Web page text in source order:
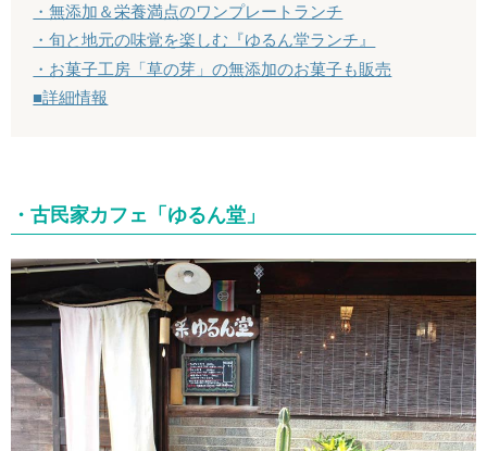
・無添加＆栄養満点のワンプレートランチ
・旬と地元の味覚を楽しむ『ゆるん堂ランチ』
・お菓子工房「草の芽」の無添加のお菓子も販売
■詳細情報
・古民家カフェ「ゆるん堂」